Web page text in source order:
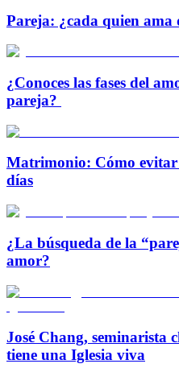
Pareja: ¿cada quien ama
¿Conoces las fases del
pareja?
Matrimonio: Cómo evitar
días
¿La búsqueda de la
amor?
José Chang, seminarista
tiene una Iglesia viva